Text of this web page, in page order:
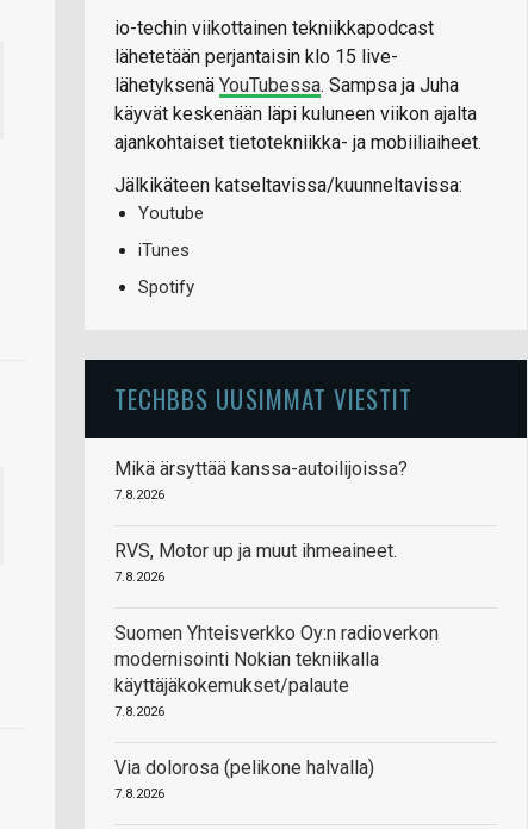
io-techin viikottainen tekniikkapodcast
lähetetään perjantaisin klo 15 live-
lähetyksenä YouTubessa. Sampsa ja Juha
käyvät keskenään läpi kuluneen viikon ajalta
ajankohtaiset tietotekniikka- ja mobiiliaiheet.
Jälkikäteen katseltavissa/kuunneltavissa:
Youtube
iTunes
Spotify
TECHBBS UUSIMMAT VIESTIT
Mikä ärsyttää kanssa-autoilijoissa?
7.8.2026
RVS, Motor up ja muut ihmeaineet.
7.8.2026
Suomen Yhteisverkko Oy:n radioverkon
modernisointi Nokian tekniikalla
käyttäjäkokemukset/palaute
7.8.2026
Via dolorosa (pelikone halvalla)
7.8.2026